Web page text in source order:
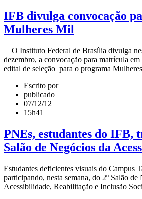
IFB divulga convocação
Mulheres Mil
O Instituto Federal de Brasília divulga
dezembro, a convocação para matrícula em
edital de seleção para o programa
Escrito por
publicado
07/12/12
15h41
PNEs, estudantes do IFB,
Salão de Negócios da
Estudantes deficientes visuais do Campus
participando, nesta semana, do 2º Salão de
Acessibilidade, Reabilitação e Inclusão